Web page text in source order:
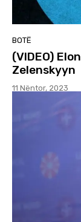
BOTË
(VIDEO)
Zelenskyyn
11 Nëntor, 2023